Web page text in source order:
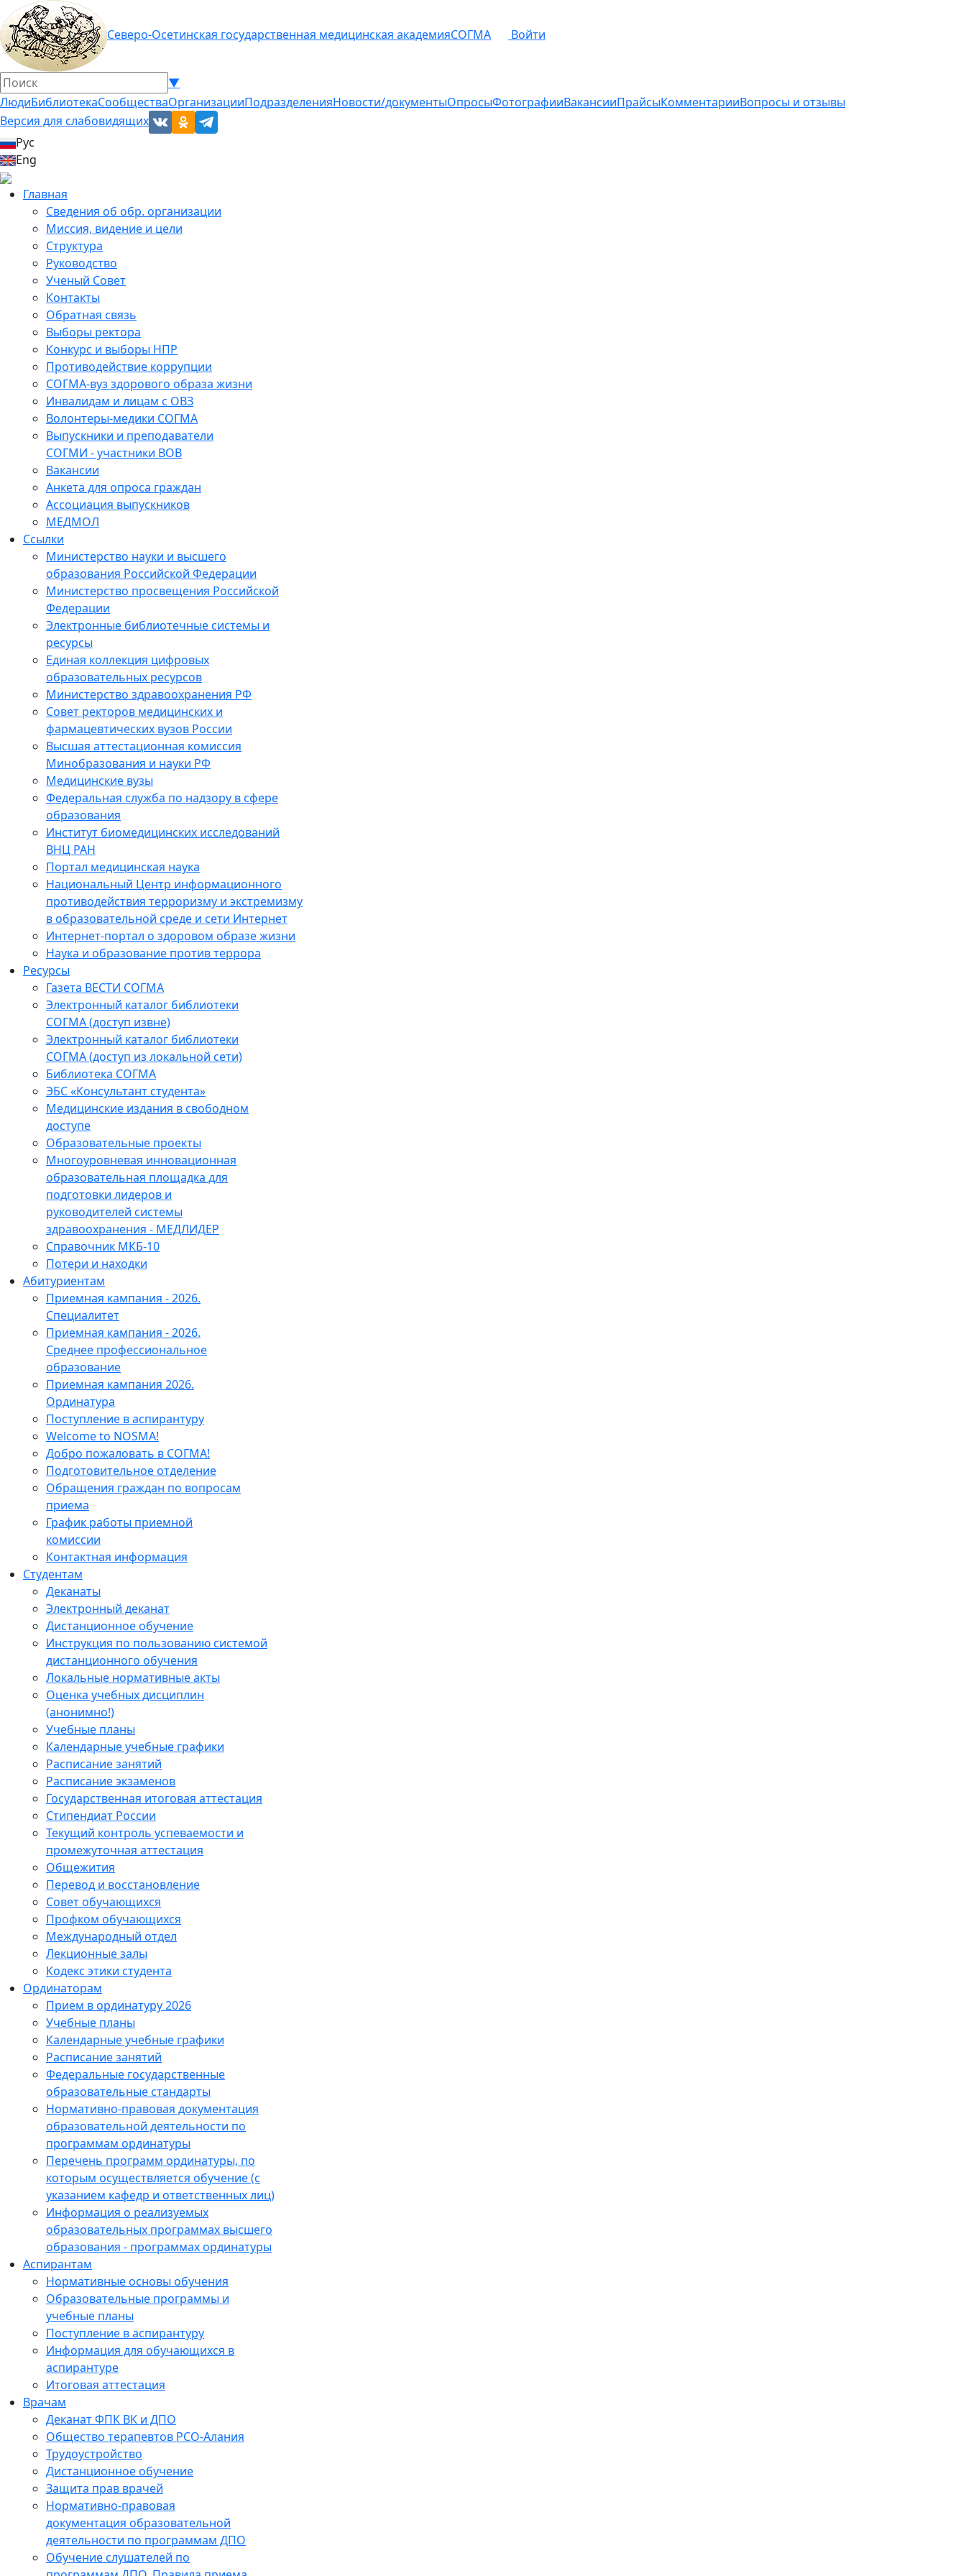
Северо-Осетинская государственная медицинская академияСОГМА Войти
▼
ЛюдиБиблиотекаСообществаОрганизацииПодразделенияНовости/документыОпросыФотографииВакансииПрайсыКомментарииВопросы и отзывы
Версия для слабовидящих
Рус
Eng
Главная
Сведения об обр. организации
Миссия, видение и цели
Структура
Руководство
Ученый Совет
Контакты
Обратная связь
Выборы ректора
Конкурс и выборы НПР
Противодействие коррупции
СОГМА-вуз здорового образа жизни
Инвалидам и лицам с ОВЗ
Волонтеры-медики СОГМА
Выпускники и преподаватели
СОГМИ - участники ВОВ
Вакансии
Анкета для опроса граждан
Ассоциация выпускников
МЕДМОЛ
Ссылки
Министерство науки и высшего
образования Российской Федерации
Министерство просвещения Российской
Федерации
Электронные библиотечные системы и
ресурсы
Единая коллекция цифровых
образовательных ресурсов
Министерство здравоохранения РФ
Совет ректоров медицинских и
фармацевтических вузов России
Высшая аттестационная комиссия
Минобразования и науки РФ
Медицинские вузы
Федеральная служба по надзору в сфере
образования
Институт биомедицинских исследований
ВНЦ РАН
Портал медицинская наука
Национальный Центр информационного
противодействия терроризму и экстремизму
в образовательной среде и сети Интернет
Интернет-портал о здоровом образе жизни
Наука и образование против террора
Ресурсы
Газета ВЕСТИ СОГМА
Электронный каталог библиотеки
СОГМА (доступ извне)
Электронный каталог библиотеки
СОГМА (доступ из локальной сети)
Библиотека СОГМА
ЭБС «Консультант студента»
Медицинские издания в свободном
доступе
Образовательные проекты
Многоуровневая инновационная
образовательная площадка для
подготовки лидеров и
руководителей системы
здравоохранения - МЕДЛИДЕР
Справочник МКБ-10
Потери и находки
Абитуриентам
Приемная кампания - 2026.
Специалитет
Приемная кампания - 2026.
Среднее профессиональное
образование
Приемная кампания 2026.
Ординатура
Поступление в аспирантуру
Welcome to NOSMA!
Добро пожаловать в СОГМА!
Подготовительное отделение
Обращения граждан по вопросам
приема
График работы приемной
комиссии
Контактная информация
Студентам
Деканаты
Электронный деканат
Дистанционное обучение
Инструкция по пользованию системой
дистанционного обучения
Локальные нормативные акты
Оценка учебных дисциплин
(анонимно!)
Учебные планы
Календарные учебные графики
Расписание занятий
Расписание экзаменов
Государственная итоговая аттестация
Стипендиат России
Текущий контроль успеваемости и
промежуточная аттестация
Общежития
Перевод и восстановление
Совет обучающихся
Профком обучающихся
Международный отдел
Лекционные залы
Кодекс этики студента
Ординаторам
Прием в ординатуру 2026
Учебные планы
Календарные учебные графики
Расписание занятий
Федеральные государственные
образовательные стандарты
Нормативно-правовая документация
образовательной деятельности по
программам ординатуры
Перечень программ ординатуры, по
которым осуществляется обучение (с
указанием кафедр и ответственных лиц)
Информация о реализуемых
образовательных программах высшего
образования - программах ординатуры
Аспирантам
Нормативные основы обучения
Образовательные программы и
учебные планы
Поступление в аспирантуру
Информация для обучающихся в
аспирантуре
Итоговая аттестация
Врачам
Деканат ФПК ВК и ДПО
Общество терапевтов РСО-Алания
Трудоустройство
Дистанционное обучение
Защита прав врачей
Нормативно-правовая
документация образовательной
деятельности по программам ДПО
Обучение слушателей по